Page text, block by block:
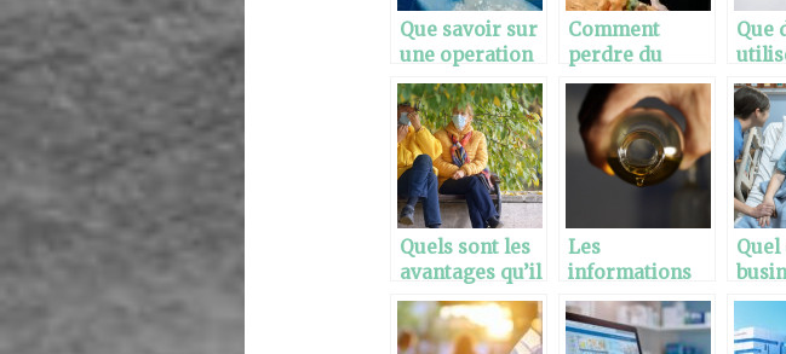
Que savoir sur
une operation
schwannome
lombaire ?
Comment
perdre du
poids
naturellement
Que
son
Quels sont les
avantages qu’il
y a à confier
une personne
âgée à un
Les
informations
essentielles
sur cette huile
végétale
Quel